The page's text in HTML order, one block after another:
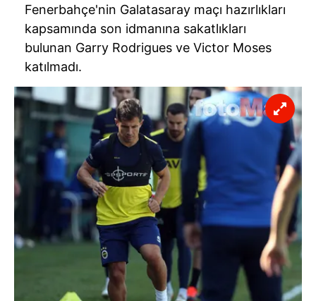
Fenerbahçe'nin Galatasaray maçı hazırlıkları
kapsamında son idmanına sakatlıkları
bulunan Garry Rodrigues ve Victor Moses
katılmadı.